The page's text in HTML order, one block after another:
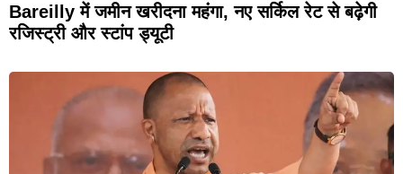
Bareilly में जमीन खरीदना महंगा, नए सर्किल रेट से बढ़ेगी
रजिस्ट्री और स्टांप ड्यूटी